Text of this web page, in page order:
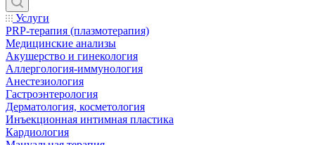
Услуги
PRP-терапия (плазмотерапия)
Медицинские анализы
Акушерство и гинекология
Аллергология-иммунология
Анестезиология
Гастроэнтерология
Дерматология, косметология
Инъекционная интимная пластика
Кардиология